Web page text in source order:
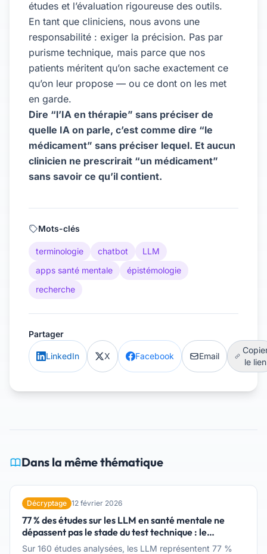
études et l’évaluation rigoureuse des outils.
En tant que cliniciens, nous avons une
responsabilité : exiger la précision. Pas par
purisme technique, mais parce que nos
patients méritent qu’on sache exactement ce
qu’on leur propose — ou ce dont on les met
en garde.
Dire “l’IA en thérapie” sans préciser de
quelle IA on parle, c’est comme dire “le
médicament” sans préciser lequel. Et aucun
clinicien ne prescrirait “un médicament”
sans savoir ce qu’il contient.
Mots-clés
terminologie chatbot
LLM
apps santé mentale
épistémologie
recherche
Partager
LinkedIn X Facebook Email
le lien
Dans la même thématique
Décryptage 12 février 2026
77 % des études sur les LLM en santé mentale ne
dépassent pas le stade du test technique : le
framework de Hua
Sur 160 études analysées, les LLM représentent 77 %